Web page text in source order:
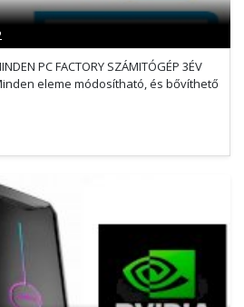
PC FACTORY SZÁMITÓGÉP 3ÉV
eleme módosítható, és bővíthető